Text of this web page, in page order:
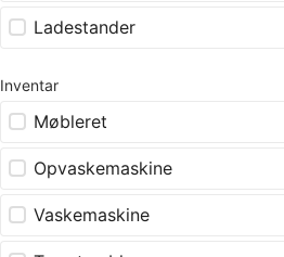
Ladestander
Inventar
Møbleret
Opvaskemaskine
Vaskemaskine